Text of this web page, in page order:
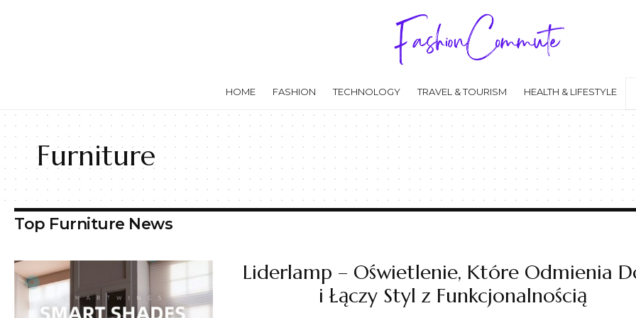
HOME FASHION TECHNOLOGY TRAVEL & TOURISM HEALTH & LIFESTYLE
Furniture
Top Furniture News
Liderlamp – Oświetlenie, Które Odmienia
i Łączy Styl z Funkcjonalnością